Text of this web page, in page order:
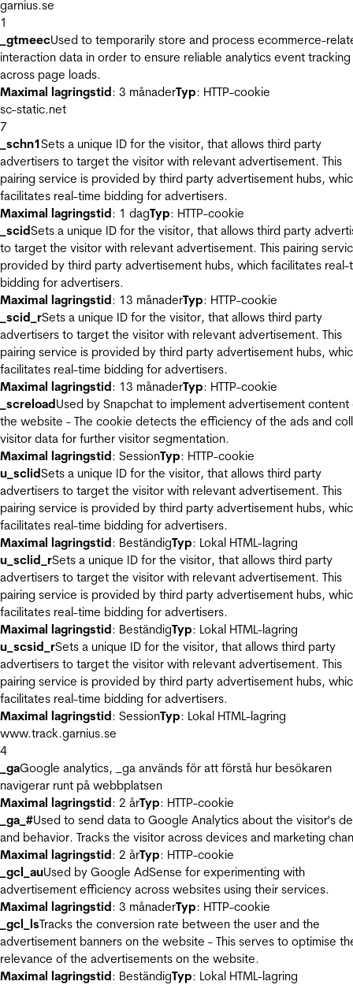
garnius.se
1
_gtmeecUsed to temporarily store and process ecommerce-
interaction data in order to ensure reliable analytics event tracking
across page loads.
Maximal lagringstid: 3 månaderTyp: HTTP-cookie
sc-static.net
7
_schn1Sets a unique ID for the visitor, that allows third party
advertisers to target the visitor with relevant advertisement. This
pairing service is provided by third party advertisement hubs,
facilitates real-time bidding for advertisers.
Maximal lagringstid: 1 dagTyp: HTTP-cookie
_scidSets a unique ID for the visitor, that allows third party
to target the visitor with relevant advertisement. This pairing
provided by third party advertisement hubs, which facilitates real-
bidding for advertisers.
Maximal lagringstid: 13 månaderTyp: HTTP-cookie
_scid_rSets a unique ID for the visitor, that allows third party
advertisers to target the visitor with relevant advertisement. This
pairing service is provided by third party advertisement hubs,
facilitates real-time bidding for advertisers.
Maximal lagringstid: 13 månaderTyp: HTTP-cookie
_screloadUsed by Snapchat to implement advertisement content
the website - The cookie detects the efficiency of the ads and
visitor data for further visitor segmentation.
Maximal lagringstid: SessionTyp: HTTP-cookie
u_sclidSets a unique ID for the visitor, that allows third party
advertisers to target the visitor with relevant advertisement. This
pairing service is provided by third party advertisement hubs,
facilitates real-time bidding for advertisers.
Maximal lagringstid: BeständigTyp: Lokal HTML-lagring
u_sclid_rSets a unique ID for the visitor, that allows third party
advertisers to target the visitor with relevant advertisement. This
pairing service is provided by third party advertisement hubs,
facilitates real-time bidding for advertisers.
Maximal lagringstid: BeständigTyp: Lokal HTML-lagring
u_scsid_rSets a unique ID for the visitor, that allows third party
advertisers to target the visitor with relevant advertisement. This
pairing service is provided by third party advertisement hubs,
facilitates real-time bidding for advertisers.
Maximal lagringstid: SessionTyp: Lokal HTML-lagring
www.track.garnius.se
4
_gaGoogle analytics, _ga används för att förstå hur besökaren
navigerar runt på webbplatsen
Maximal lagringstid: 2 årTyp: HTTP-cookie
_ga_#Used to send data to Google Analytics about the visitor's
and behavior. Tracks the visitor across devices and marketing
Maximal lagringstid: 2 årTyp: HTTP-cookie
_gcl_auUsed by Google AdSense for experimenting with
advertisement efficiency across websites using their services.
Maximal lagringstid: 3 månaderTyp: HTTP-cookie
_gcl_lsTracks the conversion rate between the user and the
advertisement banners on the website - This serves to optimise
relevance of the advertisements on the website.
Maximal lagringstid: BeständigTyp: Lokal HTML-lagring